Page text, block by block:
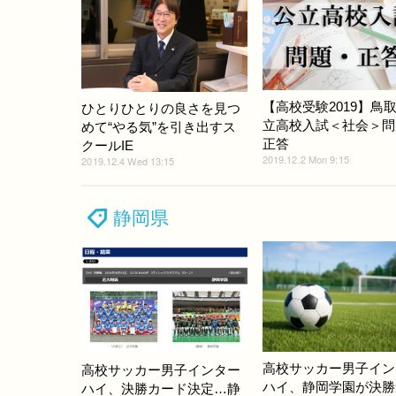
ひとりひとりの良さを見つ
めて“やる気”を引き出すス
クールIE
2019.12.4 Wed 13:15
【高校受験2019】鳥
立高校入試＜社会＞
正答
2019.12.2 Mon 9:15
静岡県
高校サッカー男子インター
ハイ、決勝カード決定…静
高校サッカー男子イ
ハイ、静岡学園が決